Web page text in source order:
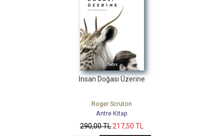
İnsan Doğası Üzerine
Roger Scruton
Antre Kitap
290,00TL217,50 TL